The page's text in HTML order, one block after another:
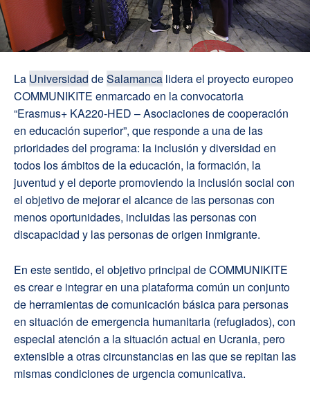
La Universidad deSalamanca lidera el proyecto europeo
COMMUNIKITE enmarcado en la convocatoria
“Erasmus+ KA220-HED – Asociaciones de cooperación
en educación superior”, que responde a una de las
prioridades del programa: la inclusión y diversidad en
todos los ámbitos de la educación, la formación, la
juventud y el deporte promoviendo la inclusión social con
el objetivo de mejorar el alcance de las personas con
menos oportunidades, incluidas las personas con
discapacidad y las personas de origen inmigrante.
En este sentido, el objetivo principal de COMMUNIKITE
es crear e integrar en una plataforma común un conjunto
de herramientas de comunicación básica para personas
en situación de emergencia humanitaria (refugiados), con
especial atención a la situación actual en Ucrania, pero
extensible a otras circunstancias en las que se repitan las
mismas condiciones de urgencia comunicativa.